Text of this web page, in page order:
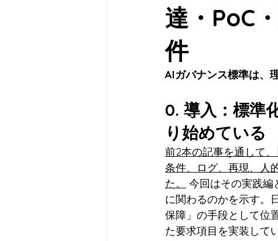
達・PoC
件
AIガバナンス標準は、
0. 導入：標準
り始めている
前2本の記事を通して
条件、ログ、再現、人
た。
今回はその実践編
に関わるのかを示す。
保障」の手段として位
た要求項目を実装して